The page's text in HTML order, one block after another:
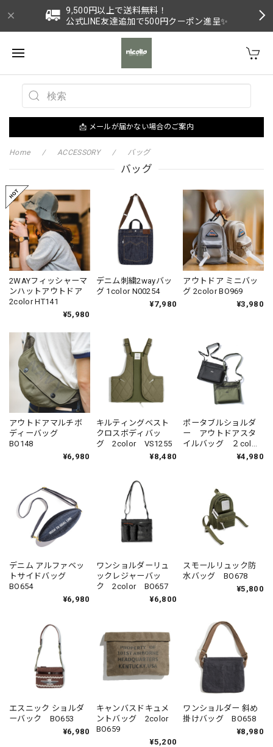
9,500円以上で送料無料！
公式LINE友達追加で500円クーポン進呈✨
📩 メールが届かない場合のご案内
Home ACCESSORY バッグ
バッグ
2WAYフィッシャーマ
ンハットアウトドア
2color HT141
¥5,980
デニム刺繍2wayバッ
グ 1color N00254
¥7,980
アウトドア ミニバッ
グ 2color BO969
¥3,980
アウトドアマルチボ
ディーバッグ
BO148
¥6,980
キルティングベスト
クロスボディバッ
グ 2color VS1255
¥8,480
ポータブルショルダ
ー アウトドアスタ
イルバッグ ２col
¥4,980
デニム アルファベッ
トサイドバッグ
BO654
¥6,980
ワンショルダーリュ
ックレジャーバッ
ク 2color BO657
¥6,800
スモールリュック防
水バッグ BO678
¥5,800
エスニック ショルダ
ーバック BO653
¥6,980
キャンバスドキュメ
ントバッグ 2color
BO659
¥5,200
ワンショルダー 斜め
掛けバッグ BO658
¥8,980